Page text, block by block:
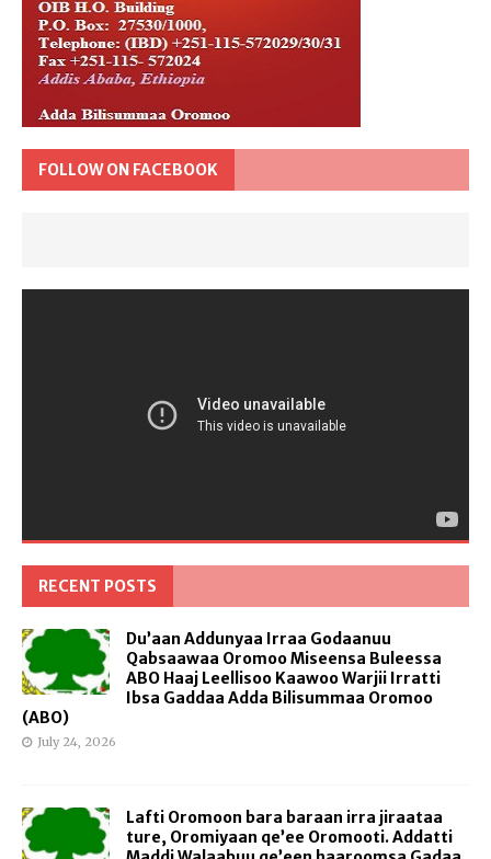
FOLLOW ON FACEBOOK
RECENT POSTS
Du’aan Addunyaa Irraa Godaanuu
Qabsaawaa Oromoo Miseensa Buleessa
ABO Haaj Leellisoo Kaawoo Warjii Irratti
Ibsa Gaddaa Adda Bilisummaa Oromoo
(ABO)
July 24, 2026
Lafti Oromoon bara baraan irra jiraataa
ture, Oromiyaan qe’ee Oromooti. Addatti